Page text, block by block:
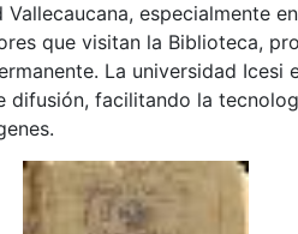
Vallecaucana, especialmente
que visitan la Biblioteca,
La universidad Icesi
difusión, facilitando la